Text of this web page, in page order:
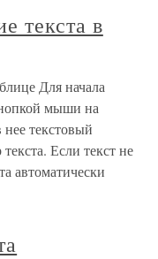
текста в
Для начала
мыши на
текстовый
Если текст не
автоматически